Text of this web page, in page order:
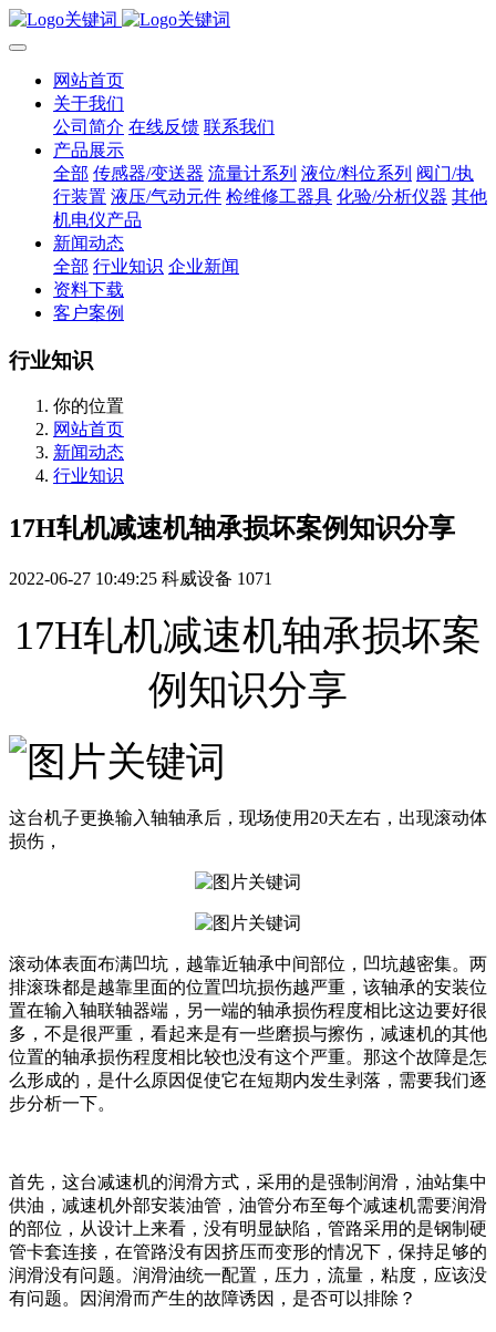
网站首页
关于我们
公司简介 在线反馈 联系我们
产品展示
全部 传感器/变送器 流量计系列 液位/料位系列 阀门/执
行装置 液压/气动元件 检维修工器具 化验/分析仪器 其他
机电仪产品
新闻动态
全部 行业知识 企业新闻
资料下载
客户案例
行业知识
你的位置
网站首页
新闻动态
行业知识
17H轧机减速机轴承损坏案例知识分享
2022-06-27 10:49:25 科威设备 1071
17H轧机减速机轴承损坏案
例知识分享
这台机子更换输入轴轴承后，现场使用20天左右，出现滚动体
损伤，
滚动体表面布满凹坑，越靠近轴承中间部位，凹坑越密集。两
排滚珠都是越靠里面的位置凹坑损伤越严重，该轴承的安装位
置在输入轴联轴器端，另一端的轴承损伤程度相比这边要好很
多，不是很严重，看起来是有一些磨损与擦伤，减速机的其他
位置的轴承损伤程度相比较也没有这个严重。那这个故障是怎
么形成的，是什么原因促使它在短期内发生剥落，需要我们逐
步分析一下。
首先，这台减速机的润滑方式，采用的是强制润滑，油站集中
供油，减速机外部安装油管，油管分布至每个减速机需要润滑
的部位，从设计上来看，没有明显缺陷，管路采用的是钢制硬
管卡套连接，在管路没有因挤压而变形的情况下，保持足够的
润滑没有问题。润滑油统一配置，压力，流量，粘度，应该没
有问题。因润滑而产生的故障诱因，是否可以排除？